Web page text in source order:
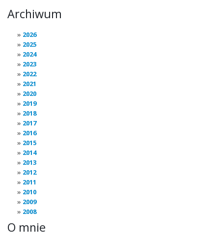
Archiwum
2026
2025
2024
2023
2022
2021
2020
2019
2018
2017
2016
2015
2014
2013
2012
2011
2010
2009
2008
O mnie